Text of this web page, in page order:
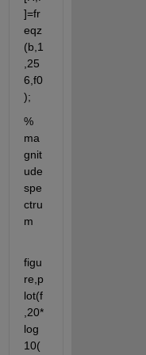
]=fr
eqz
(b,1
,25
6,f0
);
%
ma
gnit
ude
spe
ctru
m
figu
re,p
lot(f
,20*
log
10(